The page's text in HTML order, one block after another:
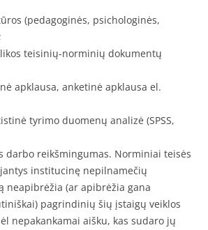
(pedagoginės, psichologinės,
teisinių-norminių dokumentų
apklausa, anketinė apklausa el.
tyrimo duomenų analizė (SPSS,
darbo reikšmingumas. Norminiai teisės
institucinę nepilnamečių
neapibrėžia (ar apibrėžia gana
pagrindinių šių įstaigų veiklos
nepakankamai aišku, kas sudaro jų